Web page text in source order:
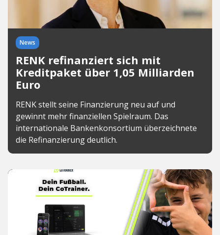
News
RENK refinanziert sich mit
Kreditpaket über 1,05 Milliarden
Euro
RENK stellt seine Finanzierung neu auf und
gewinnt mehr finanziellen Spielraum. Das
internationale Bankenkonsortium überzeichnete
die Refinanzierung deutlich.